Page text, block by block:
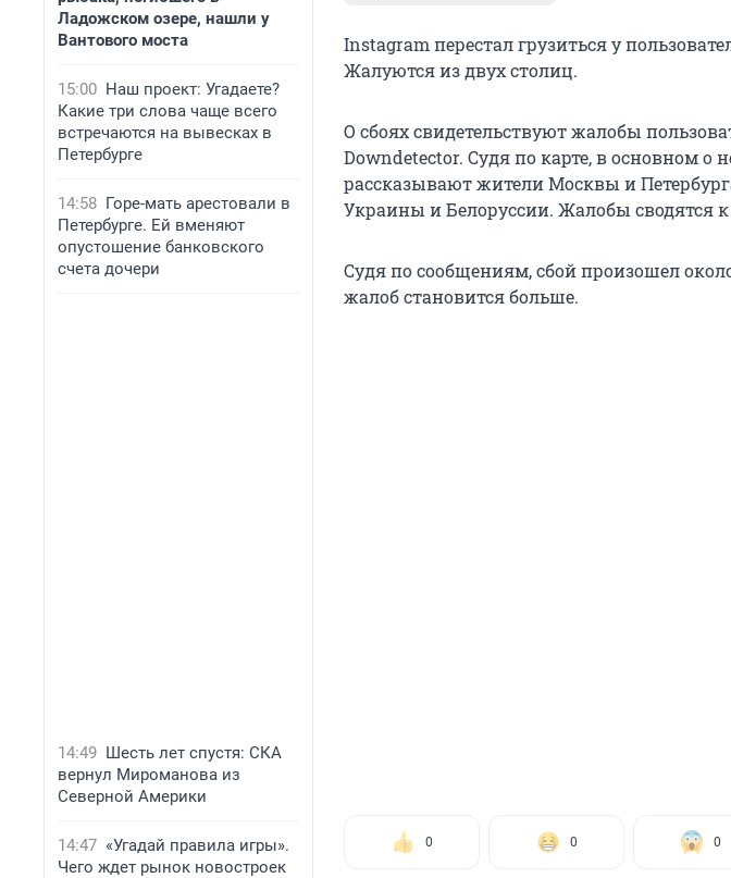
Ладожском озере, нашли у
Вантового моста
15:00 Наш проект: Угадаете?
Какие три слова чаще всего
встречаются на вывесках в
Петербурге
14:58 Горе-мать арестовали в
Петербурге. Ей вменяют
опустошение банковского
счета дочери
14:49 Шесть лет спустя: СКА
вернул Мироманова из
Северной Америки
14:47 «Угадай правила игры».
Чего ждет рынок новостроек
Instagram перестал грузиться у
Жалуются из двух столиц.
О сбоях свидетельствуют жалобы
Downdetector. Судя по карте, в основном
рассказывают жители Москвы и
Украины и Белоруссии. Жалобы сводятся к
Судя по сообщениям, сбой произошел
жалоб становится больше.
0 0 0